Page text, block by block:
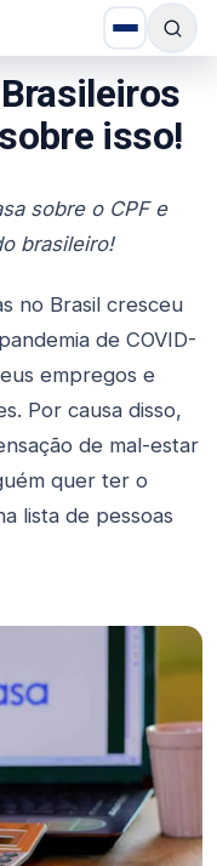
Brasileiros
isso!
sobre o CPF e
brasileiro!
no Brasil cresceu
de COVID-
empregos e
Por causa disso,
de mal-estar
quer ter o
lista de pessoas